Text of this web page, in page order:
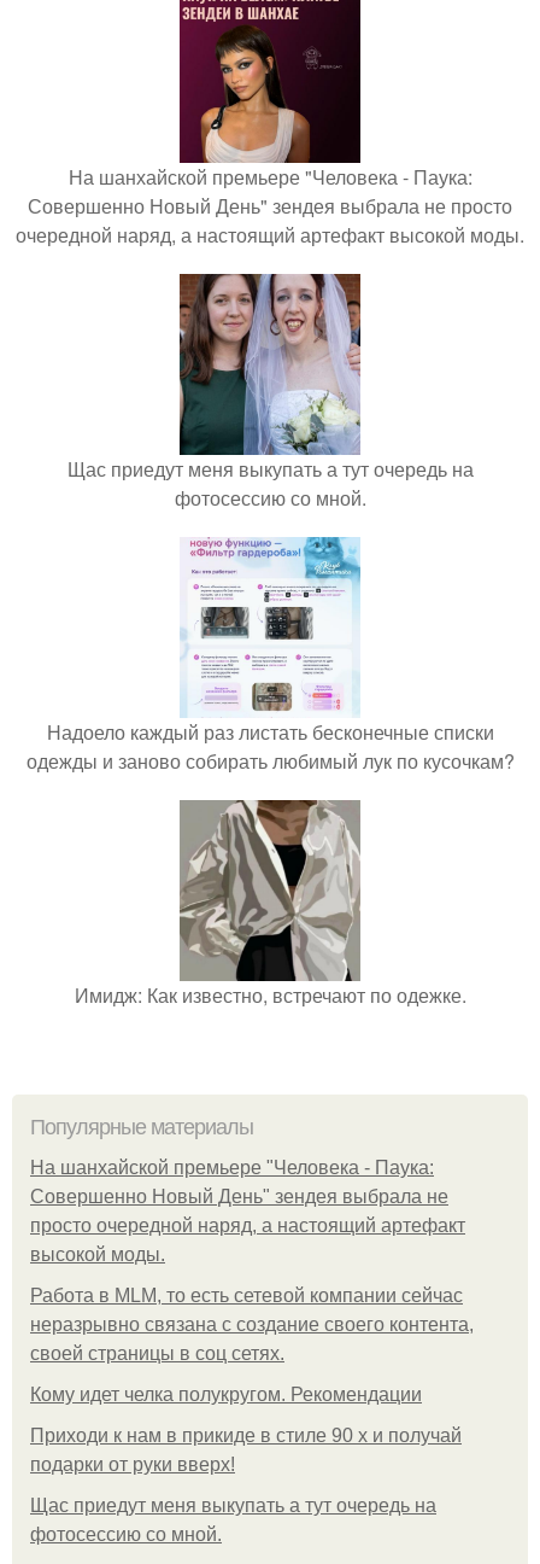
На шанхайской премьере "Человека - Паука:
Совершенно Новый День" зендея выбрала не просто
очередной наряд, а настоящий артефакт высокой моды.
Щас приедут меня выкупать а тут очередь на
фотосессию со мной.
Надоело каждый раз листать бесконечные списки
одежды и заново собирать любимый лук по кусочкам?
Имидж: Как известно, встречают по одежке.
Популярные материалы
На шанхайской премьере "Человека - Паука:
Совершенно Новый День" зендея выбрала не
просто очередной наряд, а настоящий артефакт
высокой моды.
Работа в MLM, то есть сетевой компании сейчас
неразрывно связана с создание своего контента,
своей страницы в соц сетях.
Кому идет челка полукругом. Рекомендации
Приходи к нам в прикиде в стиле 90 х и получай
подарки от руки вверх!
Щас приедут меня выкупать а тут очередь на
фотосессию со мной.